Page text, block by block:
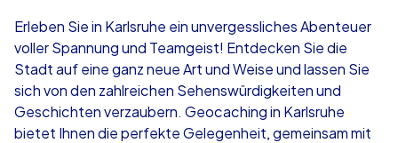
Erleben Sie in Karlsruhe ein unvergessliches Abenteuer
voller Spannung und Teamgeist! Entdecken Sie die
Stadt auf eine ganz neue Art und Weise und lassen Sie
sich von den zahlreichen Sehenswürdigkeiten und
Geschichten verzaubern. Geocaching in Karlsruhe
bietet Ihnen die perfekte Gelegenheit, gemeinsam mit